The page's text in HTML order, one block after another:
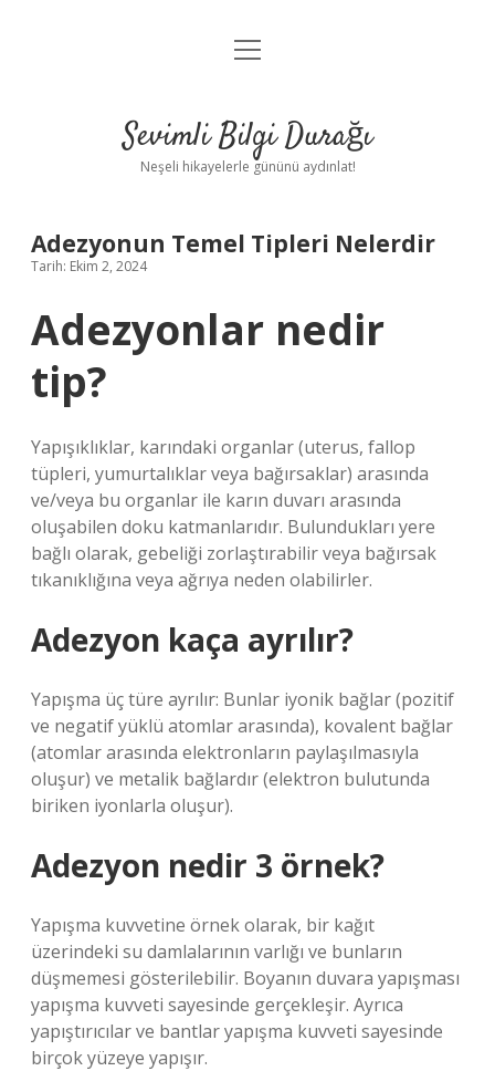
Anasayfa
Yasal Uyarı
menüyü
Sevimli Bilgi Durağı
Neşeli hikayelerle gününü aydınlat!
Adezyonun Temel Tipleri Nelerdir
Tarih: Ekim 2, 2024
Adezyonlar nedir
tip?
Yapışıklıklar, karındaki organlar (uterus, fallop
tüpleri, yumurtalıklar veya bağırsaklar) arasında
ve/veya bu organlar ile karın duvarı arasında
oluşabilen doku katmanlarıdır. Bulundukları yere
bağlı olarak, gebeliği zorlaştırabilir veya bağırsak
tıkanıklığına veya ağrıya neden olabilirler.
Adezyon kaça ayrılır?
Yapışma üç türe ayrılır: Bunlar iyonik bağlar (pozitif
ve negatif yüklü atomlar arasında), kovalent bağlar
(atomlar arasında elektronların paylaşılmasıyla
oluşur) ve metalik bağlardır (elektron bulutunda
biriken iyonlarla oluşur).
Adezyon nedir 3 örnek?
Yapışma kuvvetine örnek olarak, bir kağıt
üzerindeki su damlalarının varlığı ve bunların
düşmemesi gösterilebilir. Boyanın duvara yapışması
yapışma kuvveti sayesinde gerçekleşir. Ayrıca
yapıştırıcılar ve bantlar yapışma kuvveti sayesinde
birçok yüzeye yapışır.